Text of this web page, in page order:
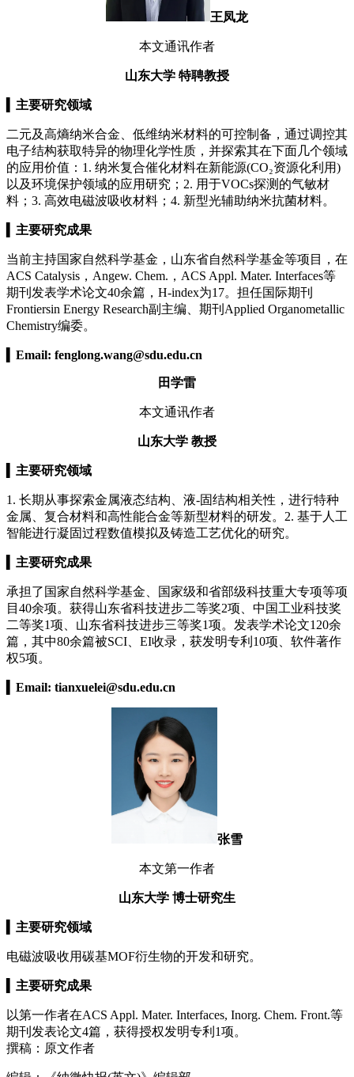
王凤龙
本文通讯作者
山东大学 特聘教授
主要研究领域
二元及高熵纳米合金、低维纳米材料的可控制备，通过调控其
电子结构获取特异的物理化学性质，并探索其在下面几个领域
的应用价值：1. 纳米复合催化材料在新能源(CO₂资源化利用)
以及环境保护领域的应用研究；2. 用于VOCs探测的气敏材
料；3. 高效电磁波吸收材料；4. 新型光辅助纳米抗菌材料。
主要研究成果
当前主持国家自然科学基金，山东省自然科学基金等项目，在
ACS Catalysis，Angew. Chem.，ACS Appl. Mater. Interfaces等
期刊发表学术论文40余篇，H-index为17。担任国际期刊
Frontiersin Energy Research副主编、期刊Applied Organometallic
Chemistry编委。
Email: fenglong.wang@sdu.edu.cn
田学雷
本文通讯作者
山东大学 教授
主要研究领域
1. 长期从事探索金属液态结构、液-固结构相关性，进行特种
金属、复合材料和高性能合金等新型材料的研发。2. 基于人工
智能进行凝固过程数值模拟及铸造工艺优化的研究。
主要研究成果
承担了国家自然科学基金、国家级和省部级科技重大专项等项
目40余项。获得山东省科技进步二等奖2项、中国工业科技奖
二等奖1项、山东省科技进步三等奖1项。发表学术论文120余
篇，其中80余篇被SCI、EI收录，获发明专利10项、软件著作
权5项。
Email: tianxuelei@sdu.edu.cn
张雪
本文第一作者
山东大学 博士研究生
主要研究领域
电磁波吸收用碳基MOF衍生物的开发和研究。
主要研究成果
以第一作者在ACS Appl. Mater. Interfaces, Inorg. Chem. Front.等
期刊发表论文4篇，获得授权发明专利1项。
撰稿：原文作者